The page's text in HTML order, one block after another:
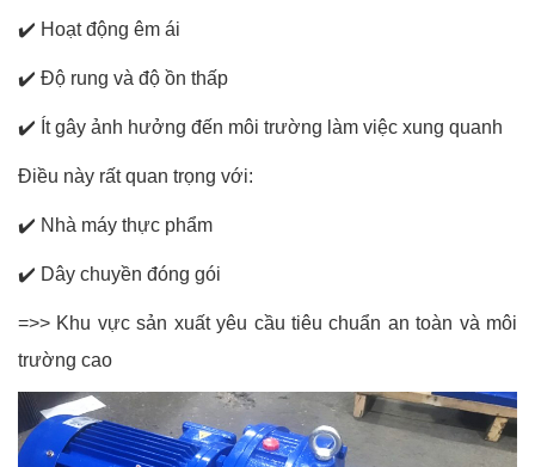
✔️ Hoạt động êm ái
✔️ Độ rung và độ ồn thấp
✔️ Ít gây ảnh hưởng đến môi trường làm việc xung quanh
Điều này rất quan trọng với:
✔️ Nhà máy thực phẩm
✔️ Dây chuyền đóng gói
=>> Khu vực sản xuất yêu cầu tiêu chuẩn an toàn và môi
trường cao